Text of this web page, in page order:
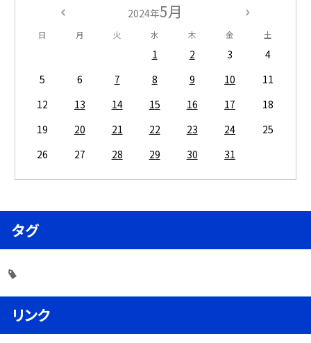
2024年5月
日 月 火 水 木 金 土
1 2 3
4
5
6 7 8 9 10
11
12
13 14 15 16 17
18
19
20 21 22 23 24
25
26
27 28 29 30 31
タグ
リンク